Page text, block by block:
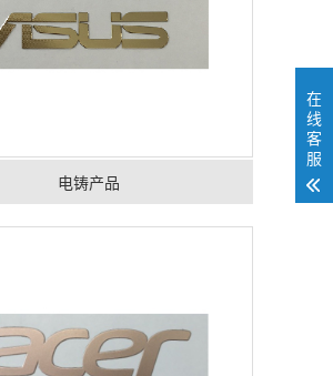
电铸产品
在
线
客
服